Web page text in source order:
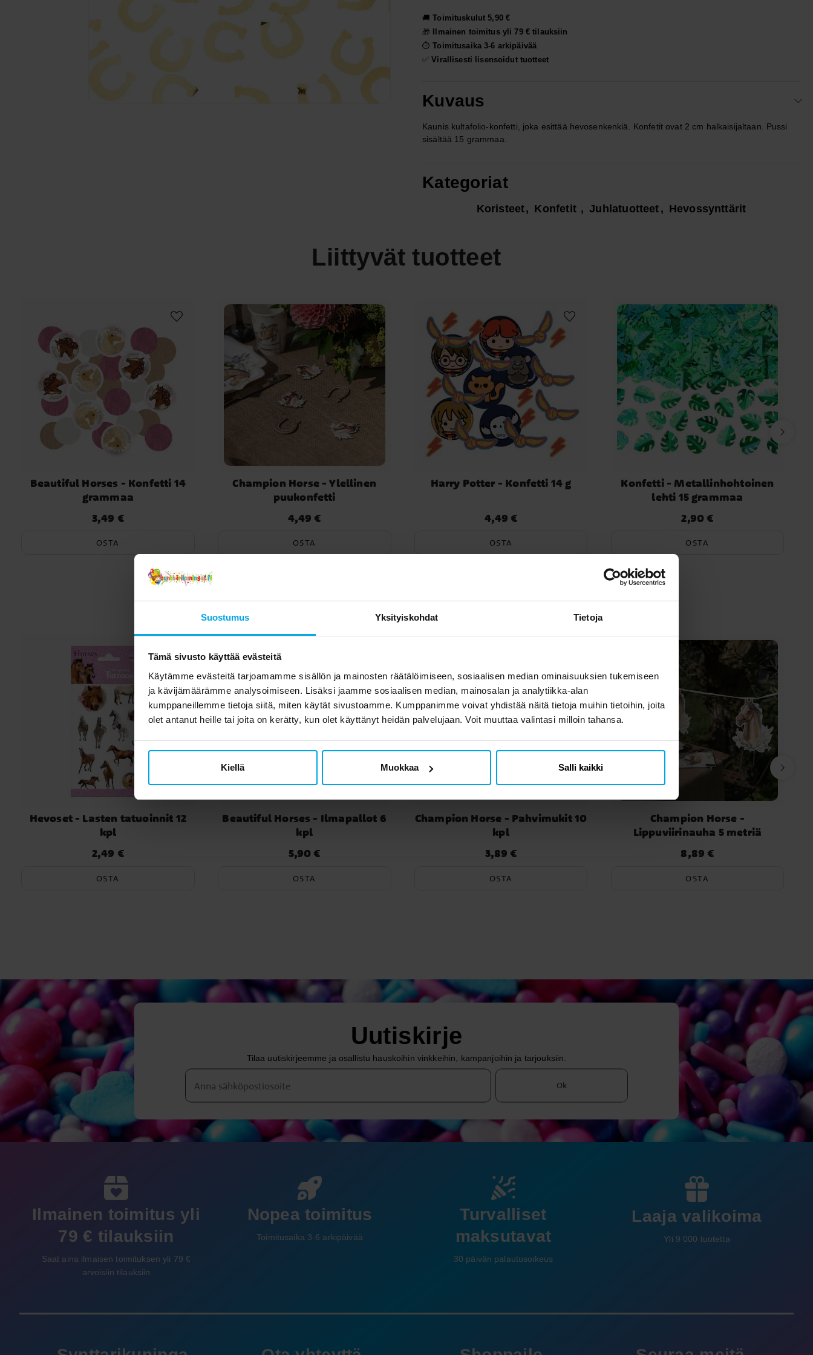
Suostumus Yksityiskohdat Tietoja
Tämä sivusto käyttää evästeitä
Käytämme evästeitä tarjoamamme sisällön ja mainosten räätälöimiseen, sosiaalisen median ominaisuuksien tukemiseen
ja kävijämäärämme analysoimiseen. Lisäksi jaamme sosiaalisen median, mainosalan ja analytiikka-alan
kumppaneillemme tietoja siitä, miten käytät sivustoamme. Kumppanimme voivat yhdistää näitä tietoja muihin tietoihin, joita
olet antanut heille tai joita on kerätty, kun olet käyttänyt heidän palvelujaan. Voit muuttaa valintasi milloin tahansa.
Kiellä Muokkaa Salli kaikki
🚚Toimituskulut 5,90 €
🎁
Ilmainen toimitus yli 79 € tilauksiin
⏱️Toimitusaika 3-6 arkipäivää
✅Virallisesti lisensoidut tuotteet
Kuvaus
Kaunis kultafolio-konfetti, joka esittää hevosenkenkiä. Konfetit ovat 2 cm halkaisijaltaan. Pussi
sisältää 15 grammaa.
Kategoriat
Koristeet Konfetit Juhlatuotteet Hevossynttärit
Liittyvät tuotteet
Beautiful Horses - Konfetti 14
grammaa
Hinta:3,49 €
3,49 €
OSTA
Champion Horse - Ylellinen
puukonfetti
Hinta:4,49 €
4,49 €
OSTA
Harry Potter - Konfetti 14 g
Hinta:4,49 €
4,49 €
OSTA
Konfetti - Metallinhohtoinen
lehti 15 grammaa
Hinta:2,90 €
2,90 €
OSTA
Hevoset - Lasten tatuoinnit 12
kpl
Hinta:2,49 €
2,49 €
OSTA
Beautiful Horses - Ilmapallot 6
kpl
Hinta:5,90 €
5,90 €
OSTA
Champion Horse - Pahvimukit 10
kpl
Hinta:3,89 €
3,89 €
OSTA
Champion Horse -
Lippuviirinauha 5 metriä
Hinta:8,89 €
8,89 €
OSTA
Uutiskirje
Tilaa uutiskirjeemme ja osallistu hauskoihin vinkkeihin, kampanjoihin ja tarjouksiin.
Ok
Ilmainen toimitus yli
79 € tilauksiin
Saat aina ilmaisen toimituksen yli 79 €
arvoisiin tilauksiin
Nopea toimitus
Toimitusaika 3-6 arkipäivää
Turvalliset
maksutavat
30 päivän palautusoikeus
Laaja valikoima
Yli 9 000 tuotetta